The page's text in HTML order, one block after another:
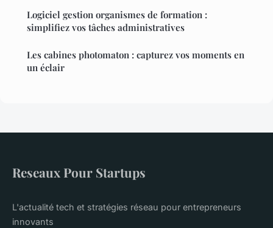
Logiciel gestion organismes de formation :
simplifiez vos tâches administratives
Les cabines photomaton : capturez vos moments en
un éclair
Reseaux Pour Startups
L'actualité tech et stratégies réseau pour entrepreneurs
innovants